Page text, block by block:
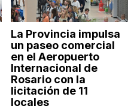
La Provincia impulsa
un paseo comercial
en el Aeropuerto
Internacional de
Rosario con la
licitación de 11
locales